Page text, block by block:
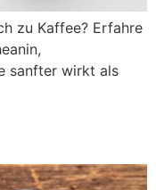
zu Kaffee? Erfahre
sanfter wirkt als